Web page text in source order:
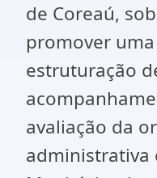
de Coreaú,
promover
estruturação
avaliação da
administrativa